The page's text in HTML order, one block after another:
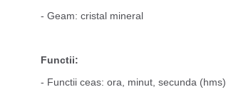
- Geam: cristal mineral
Functii:
- Functii ceas: ora, minut, secunda (hms)